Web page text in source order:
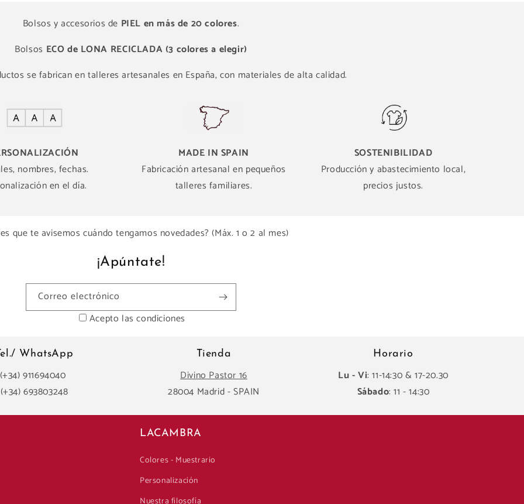
Bolsos y accesorios de PIEL en más de 20 colores.
Bolsos ECO de LONA RECICLADA (3 colores a elegir)
se fabrican en talleres artesanales en España, con materiales de alta calidad.
nombres, fechas.
en el día.
MADE IN SPAIN
Fabricación artesanal en pequeños
talleres familiares.
SOSTENIBILIDAD
Producción y abastecimiento local,
precios justos.
que te avisemos cuándo tengamos novedades? (Máx. 1 o 2 al mes)
¡Apúntate!
Correo electrónico
Acepto las condiciones
WhatsApp
(+34) 911694040
(+34) 693803248
Tienda
Divino Pastor 16
28004 Madrid - SPAIN
Horario
Lu - Vi: 11-14:30 & 17-20.30
Sábado: 11 - 14:30
LACAMBRA
Colores - Muestrario
Personalización